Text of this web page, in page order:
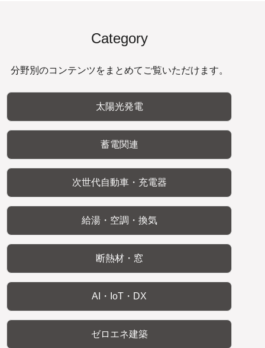
Category
分野別のコンテンツをまとめてご覧いただけます。
太陽光発電
蓄電関連
次世代自動車・充電器
給湯・空調・換気
断熱材・窓
AI・IoT・DX
ゼロエネ建築